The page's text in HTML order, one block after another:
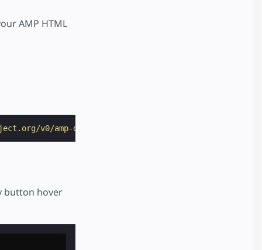
AMP HTML
v0/amp-dailymotion-0.1.js"
button hover